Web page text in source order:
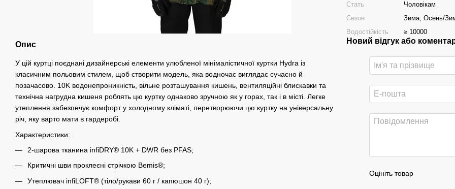
Опис
У цій куртці поєднані дизайнерські елементи улюбленої мінімалістичної куртки Hydra із
класичним польовим стилем, щоб створити модель, яка водночас виглядає сучасно й
позачасово. 10K водонепроникність, вільне розташування кишень, вентиляційні блискавки та
технічна нагрудна кишеня роблять цю куртку однаково зручною як у горах, так і в місті. Легке
утеплення забезпечує комфорт у холодному кліматі, перетворюючи цю куртку на універсальну
річ, яку варто мати в гардеробі.
Характеристики:
2-шарова тканина infiDRY® 10K + DWR без PFAS;
Критичні шви проклеєні стрічкою Bemis®;
Утеплювач infiLOFT® (тіло/рукави 60 г / капюшон 40 г);
Стать
Чоловікам
Сезон
Зима, Осень/
Водостійкість
≥ 10000
Новий відгук або
Оцініть товар